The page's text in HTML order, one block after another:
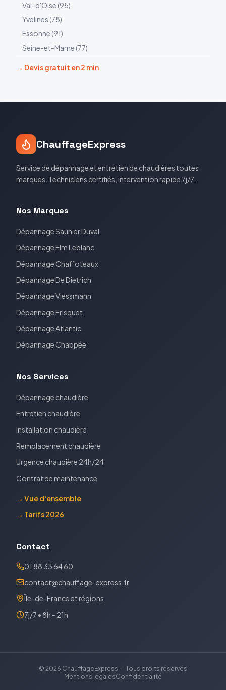
Val-d'Oise (95)
Yvelines (78)
Essonne (91)
Seine-et-Marne (77)
→ Devis gratuit en 2 min
ChauffageExpress
Service de dépannage et entretien de chaudières toutes
marques. Techniciens certifiés, intervention rapide 7j/7.
Nos Marques
DépannageSaunier Duval
DépannageElm Leblanc
Dépannage Chaffoteaux
DépannageDe Dietrich
DépannageViessmann
DépannageFrisquet
DépannageAtlantic
Dépannage Chappée
Nos Services
Dépannage chaudière
Entretien chaudière
Installation chaudière
Remplacement chaudière
Urgence chaudière 24h/24
Contrat de maintenance
→ Vue d'ensemble
→ Tarifs 2026
Contact
01 88 33 64 60
contact@chauffage-express.fr
Île-de-France et régions
7j/7 • 8h - 21h
© 2026 ChauffageExpress — Tous droits réservés
Mentions légalesConfidentialité